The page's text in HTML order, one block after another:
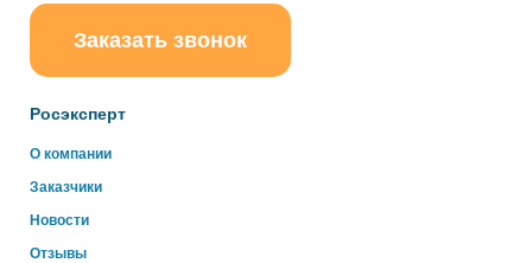
Росэксперт
О компании
Заказчики
Новости
Отзывы
Заказать звонок
online
Здравствуйте!
Свяжитесь с нами через WhatsApp нажав на кнопку